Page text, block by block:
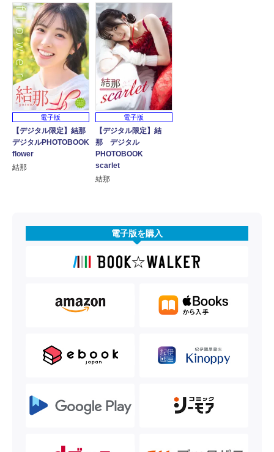
電子版
【デジタル限定】結那
デジタルPHOTOBOOK
flower
結那
電子版
【デジタル限定】結
那 デジタル
PHOTOBOOK
scarlet
結那
電子版を購入